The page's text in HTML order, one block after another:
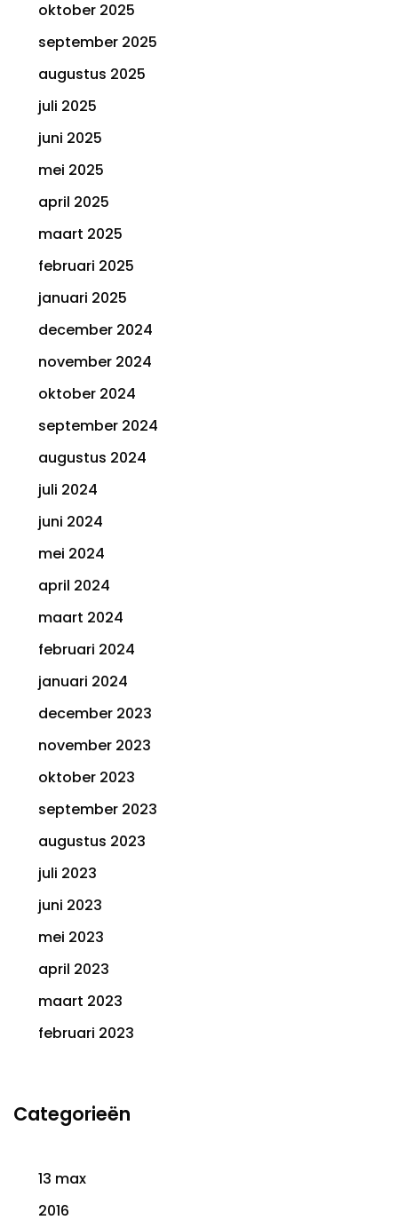
oktober 2025
september 2025
augustus 2025
juli 2025
juni 2025
mei 2025
april 2025
maart 2025
februari 2025
januari 2025
december 2024
november 2024
oktober 2024
september 2024
augustus 2024
juli 2024
juni 2024
mei 2024
april 2024
maart 2024
februari 2024
januari 2024
december 2023
november 2023
oktober 2023
september 2023
augustus 2023
juli 2023
juni 2023
mei 2023
april 2023
maart 2023
februari 2023
Categorieën
13 max
2016